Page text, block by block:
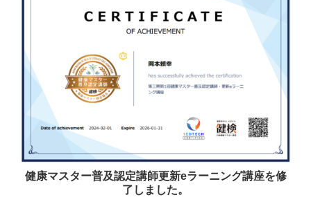
健康マスター普及認定講師更新eラーニング講座を修
了しました。